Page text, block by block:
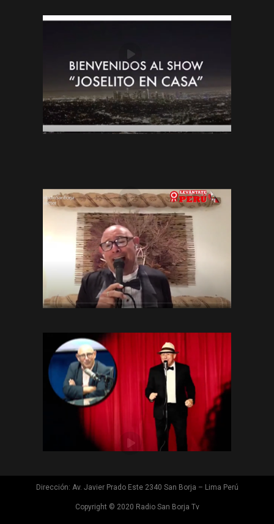
Dirección: Av. Javier Prado Este 2340 San Borja – Lima Perú
Copyright © 2020 Radio San Borja Tv